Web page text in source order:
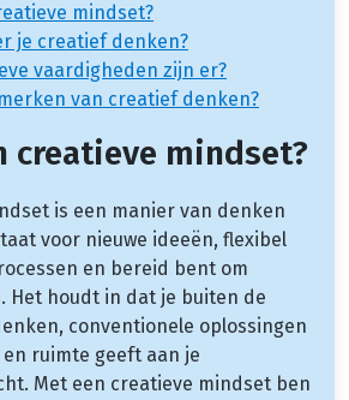
mindset?
je creatief denken?
vaardigheden zijn er?
van creatief denken?
creatieve mindset?
is een manier van denken
voor nieuwe ideeën, flexibel
en bereid bent om
Het houdt in dat je buiten de
conventionele oplossingen
ruimte geeft aan je
Met een creatieve mindset ben